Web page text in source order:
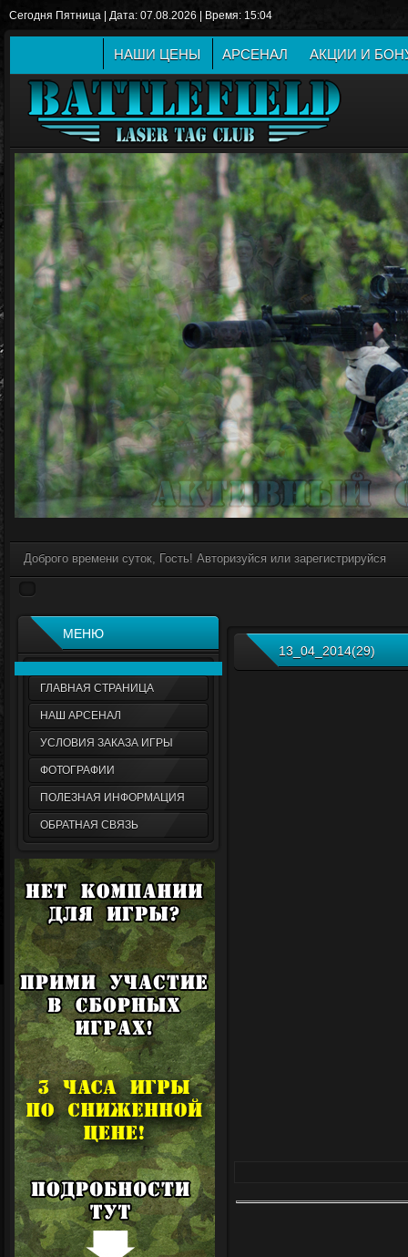
Сегодня Пятница | Дата: 07.08.2026 | Время: 15:04
НАШИ ЦЕНЫ АРСЕНАЛ АКЦИИ И
Доброго времени суток, Гость! Авторизуйся или зарегистрируйся
МЕНЮ
ГЛАВНАЯ СТРАНИЦА
НАШ АРСЕНАЛ
УСЛОВИЯ ЗАКАЗА ИГРЫ
ФОТОГРАФИИ
ПОЛЕЗНАЯ ИНФОРМАЦИЯ
ОБРАТНАЯ СВЯЗЬ
13_04_2014(29)